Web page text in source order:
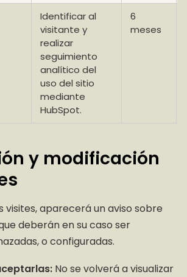
Identificar al
visitante y
realizar
seguimiento
analítico del
uso del sitio
mediante
HubSpot.
6
meses
y modificación
visites, aparecerá un aviso sobre
deberán en su caso ser
o configuradas.
No se volverá a visualizar